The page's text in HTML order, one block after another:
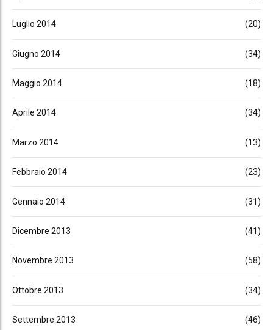
Luglio 2014 (20)
Giugno 2014 (34)
Maggio 2014 (18)
Aprile 2014 (34)
Marzo 2014 (13)
Febbraio 2014 (23)
Gennaio 2014 (31)
Dicembre 2013 (41)
Novembre 2013 (58)
Ottobre 2013 (34)
Settembre 2013 (46)